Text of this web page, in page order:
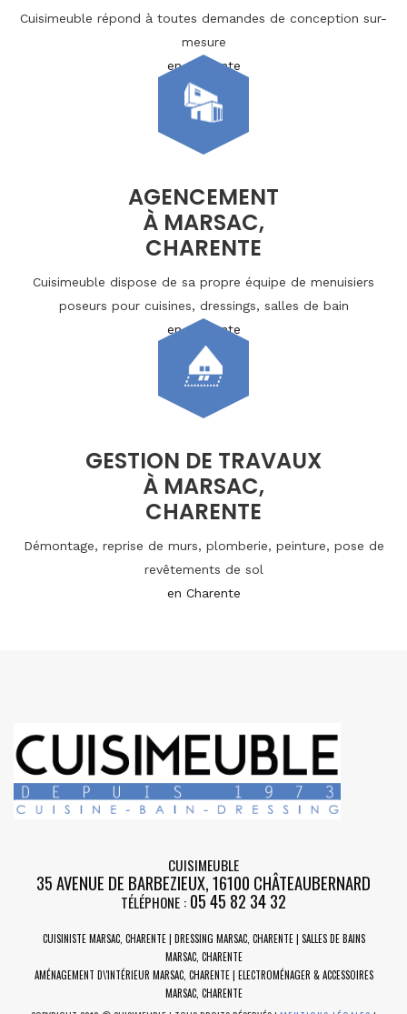
Cuisimeuble répond à toutes demandes de conception sur-
mesure
en Charente
AGENCEMENT
À MARSAC,
CHARENTE
Cuisimeuble dispose de sa propre équipe de menuisiers
poseurs pour cuisines, dressings, salles de bain
en Charente
GESTION DE TRAVAUX
À MARSAC,
CHARENTE
Démontage, reprise de murs, plomberie, peinture, pose de
revêtements de sol
en Charente
CUISIMEUBLE
35 AVENUE DE BARBEZIEUX,16100 CHÂTEAUBERNARD
TÉLÉPHONE : 05 45 82 34 32
CUISINISTE MARSAC, CHARENTE | DRESSING MARSAC, CHARENTE | SALLES DE BAINS
MARSAC, CHARENTE
AMÉNAGEMENT D\'INTÉRIEUR MARSAC, CHARENTE | ELECTROMÉNAGER & ACCESSOIRES
MARSAC, CHARENTE